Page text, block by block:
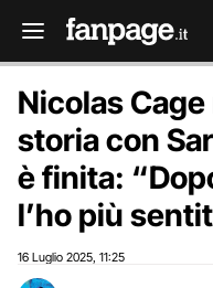
Nicolas
storia con
è finita:
l’ho più
16 Luglio 2025 11:25